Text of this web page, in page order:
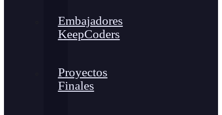
Embajadores
KeepCoders
Proyectos
Finales